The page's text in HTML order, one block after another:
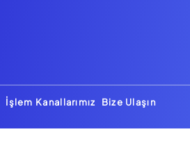
İşlem Kanallarımız Bize Ulaşın